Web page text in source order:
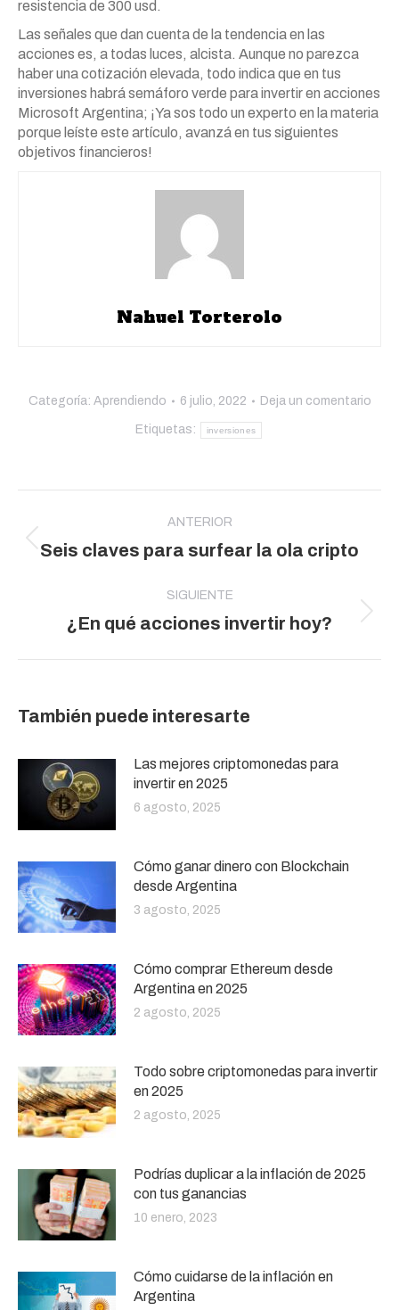
resistencia de 300 usd.
Las señales que dan cuenta de la tendencia en las
acciones es, a todas luces, alcista. Aunque no parezca
haber una cotización elevada, todo indica que en tus
inversiones habrá semáforo verde para invertir en acciones
Microsoft Argentina; ¡Ya sos todo un experto en la materia
porque leíste este artículo, avanzá en tus siguientes
objetivos financieros!
Nahuel Torterolo
Categoría: Aprendiendo 6 julio, 2022 Deja un comentario
Etiquetas: inversiones
entre
publicaciones
ANTERIOR
Publicación
Seis claves para surfear la ola cripto
SIGUIENTE
Publicación
¿En qué acciones invertir hoy?
También puede interesarte
Las mejores criptomonedas para
invertir en 2025
6 agosto, 2025
Cómo ganar dinero con Blockchain
desde Argentina
3 agosto, 2025
Cómo comprar Ethereum desde
Argentina en 2025
2 agosto, 2025
Todo sobre criptomonedas para invertir
en 2025
2 agosto, 2025
Podrías duplicar a la inflación de 2025
con tus ganancias
10 enero, 2023
Cómo cuidarse de la inflación en
Argentina